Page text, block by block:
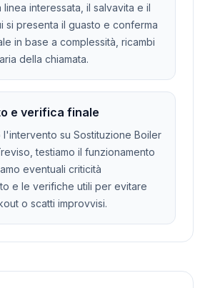
interessata, il salvavita e il
si presenta il guasto e conferma
in base a complessità, ricambi
della chiamata.
e verifica finale
l'intervento su Sostituzione Boiler
testiamo il funzionamento
eventuali criticità
e le verifiche utili per evitare
o scatti improvvisi.